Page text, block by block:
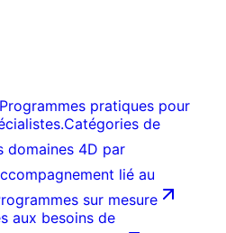
Programmes pratiques pour
Catégories de
domaines 4D par
lié au
sur mesure
aux besoins de